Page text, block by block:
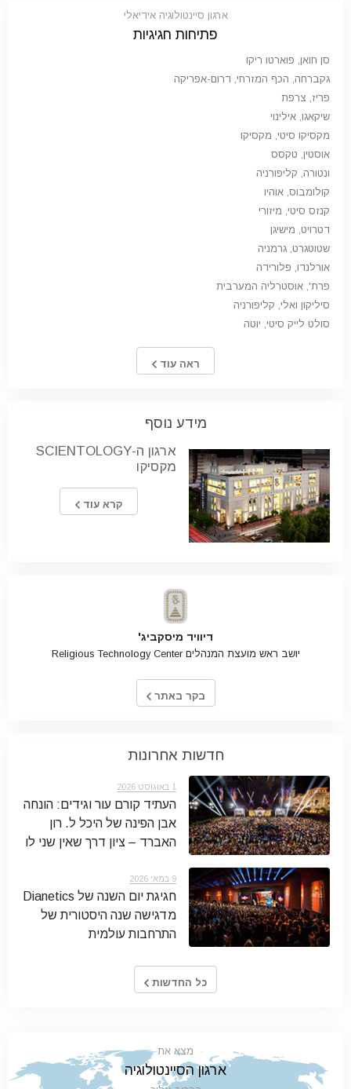
ארגון סיינטולוגיה אידיאלי
פתיחות חגיגיות
סן חואן, פוארטו ריקו
גקברחה, הכף המזרחי, דרום-אפריקה
פריז, צרפת
שיקאגו, אילינוי
מקסיקו סיטי, מקסיקו
אוסטין, טקסס
ונטורה, קליפורניה
קולומבוס, אוהיו
קנזס סיטי, מיזורי
דטרויט, מישיגן
שטוטגרט, גרמניה
אורלנדו, פלורידה
פרת', אוסטרליה המערבית
סיליקון ואלי, קליפורניה
סולט לייק סיטי, יוטה
ראה עוד
מידע נוסף
ארגון ה-SCIENTOLOGY
מקסיקו
קרא עוד
דיוויד מיסקביג'
יושב ראש מועצת המנהלים Religious Technology Center
בקר באתר
חדשות אחרונות
1 באוגוסט 2026
העתיד קורם עור וגידים: הונחה
אבן הפינה של היכל ל. רון
האברד – ציון דרך שאין שני לו
9 במאי 2026
חגיגת יום השנה של Dianetics
מדגישה שנה היסטורית של
התרחבות עולמית
כל החדשות
מצא את
ארגון הסיינטולוגיה